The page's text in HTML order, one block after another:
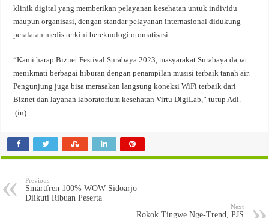
klinik digital yang memberikan pelayanan kesehatan untuk individu
maupun organisasi, dengan standar pelayanan internasional didukung
peralatan medis terkini bereknologi otomatisasi.
“Kami harap Biznet Festival Surabaya 2023, masyarakat Surabaya dapat
menikmati berbagai hiburan dengan penampilan musisi terbaik tanah air.
Pengunjung juga bisa merasakan langsung koneksi WiFi terbaik dari
Biznet dan layanan laboratorium kesehatan Virtu DigiLab,” tutup Adi.
(in)
Previous
Smartfren 100% WOW Sidoarjo
Diikuti Ribuan Peserta
Next
Rokok Tingwe Nge-Trend, PJS